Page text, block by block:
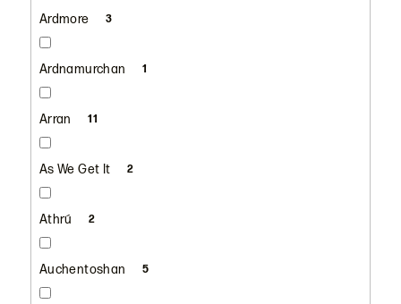
Ardmore 3
Ardnamurchan 1
Arran 11
As We Get It 2
Athrú 2
Auchentoshan 5